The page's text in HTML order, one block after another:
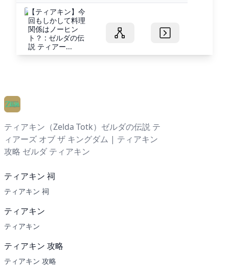
【ティアキン】今
回もしかして料理
関係はノーヒン
ト？ : ゼルダの伝
説 ティアー...
ティアキン（Zelda Totk）ゼルダの伝説 テ
ィアーズ オブ ザ キングダム | ティアキン
攻略 ゼルダ ティアキン
ティアキン 祠
ティアキン 祠
ティアキン
ティアキン
ティアキン 攻略
ティアキン 攻略